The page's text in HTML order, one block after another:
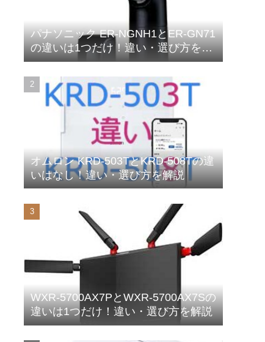
パナソニック ER-NGNH1とER-GN71
の違いは1つだけ！違い・選び方を解
説
オムロン KRD-503TとKRD-508Tの違
いはなし！違い・選び方を解説
WXR-5700AX7PとWXR-5700AX7Sの
違いは1つだけ！違い・選び方を解説